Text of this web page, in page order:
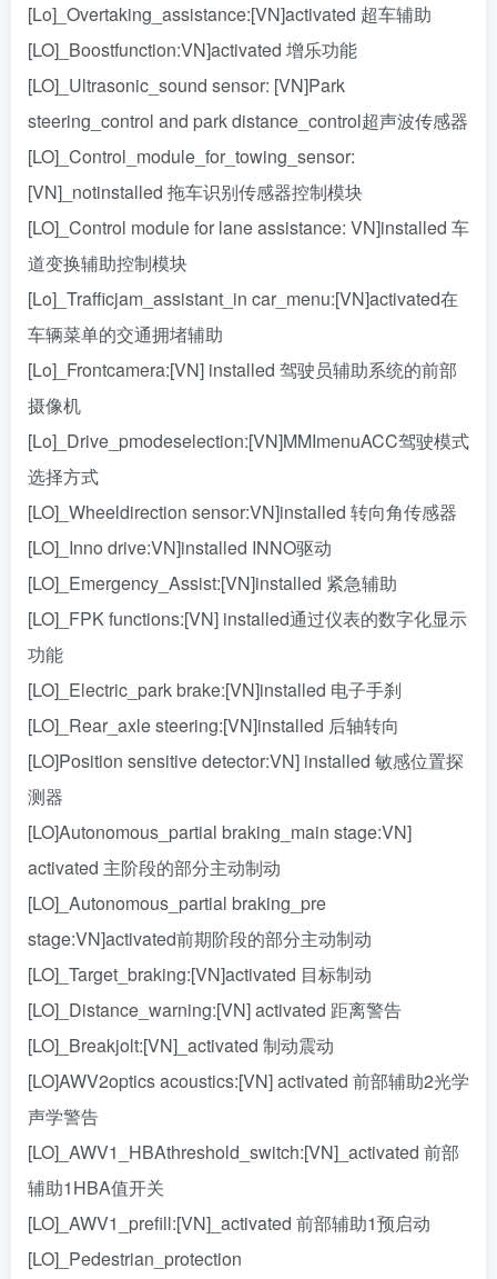
[Lo]_Overtaking_assistance:[VN]activated 超车辅助
[LO]_Boostfunction:VN]activated 增乐功能
[LO]_Ultrasonic_sound sensor: [VN]Park
steering_control and park distance_control超声波传感器
[LO]_Control_module_for_towing_sensor:
[VN]_notinstalled 拖车识别传感器控制模块
[LO]_Control module for lane assistance: VN]installed 车
道变换辅助控制模块
[Lo]_Trafficjam_assistant_in car_menu:[VN]activated在
车辆菜单的交通拥堵辅助
[Lo]_Frontcamera:[VN] installed 驾驶员辅助系统的前部
摄像机
[Lo]_Drive_pmodeselection:[VN]MMImenuACC驾驶模式
选择方式
[LO]_Wheeldirection sensor:VN]installed 转向角传感器
[LO]_Inno drive:VN]installed INNO驱动
[LO]_Emergency_Assist:[VN]installed 紧急辅助
[LO]_FPK functions:[VN] installed通过仪表的数字化显示
功能
[LO]_Electric_park brake:[VN]installed 电子手刹
[LO]_Rear_axle steering:[VN]installed 后轴转向
[LO]Position sensitive detector:VN] installed 敏感位置探
测器
[LO]Autonomous_partial braking_main stage:VN]
activated 主阶段的部分主动制动
[LO]_Autonomous_partial braking_pre
stage:VN]activated前期阶段的部分主动制动
[LO]_Target_braking:[VN]activated 目标制动
[LO]_Distance_warning:[VN] activated 距离警告
[LO]_Breakjolt:[VN]_activated 制动震动
[LO]AWV2optics acoustics:[VN] activated 前部辅助2光学
声学警告
[LO]_AWV1_HBAthreshold_switch:[VN]_activated 前部
辅助1HBA值开关
[LO]_AWV1_prefill:[VN]_activated 前部辅助1预启动
[LO]_Pedestrian_protection